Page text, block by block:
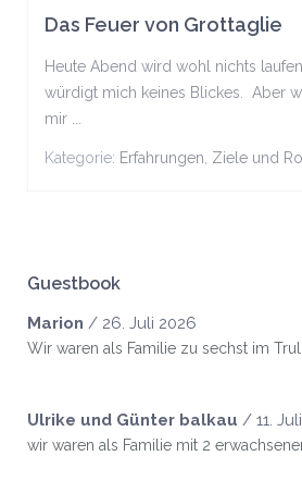
Das Feuer von Grottaglie
Heute Abend wird wohl nichts
würdigt mich keines Blickes. Aber
mir ...
Kategorie: Erfahrungen, Ziele und
Guestbook
Marion / 26. Juli 2026
Wir waren als Familie zu sechst im
Ulrike und Günter balkau / 11.
wir waren als Familie mit 2